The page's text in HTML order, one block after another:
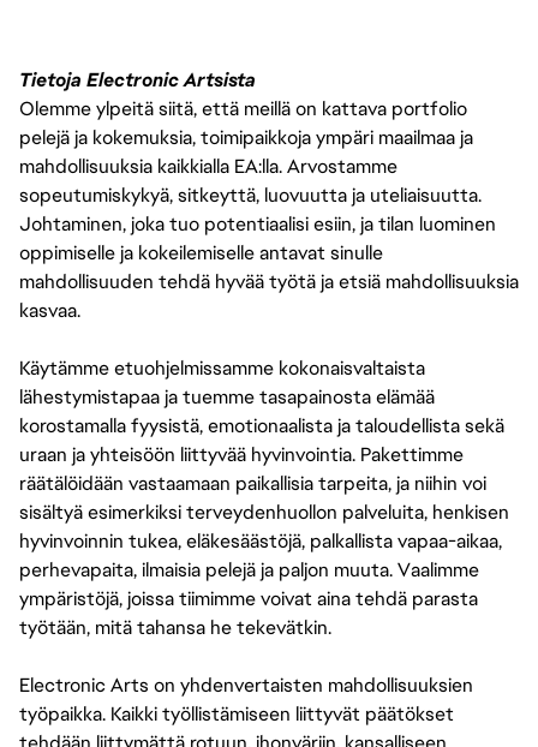
Tietoja Electronic Artsista
Olemme ylpeitä siitä, että meillä on kattava portfolio
pelejä ja kokemuksia, toimipaikkoja ympäri maailmaa ja
mahdollisuuksia kaikkialla EA:lla. Arvostamme
sopeutumiskykyä, sitkeyttä, luovuutta ja uteliaisuutta.
Johtaminen, joka tuo potentiaalisi esiin, ja tilan luominen
oppimiselle ja kokeilemiselle antavat sinulle
mahdollisuuden tehdä hyvää työtä ja etsiä mahdollisuuksia
kasvaa.
Käytämme etuohjelmissamme kokonaisvaltaista
lähestymistapaa ja tuemme tasapainosta elämää
korostamalla fyysistä, emotionaalista ja taloudellista sekä
uraan ja yhteisöön liittyvää hyvinvointia. Pakettimme
räätälöidään vastaamaan paikallisia tarpeita, ja niihin voi
sisältyä esimerkiksi terveydenhuollon palveluita, henkisen
hyvinvoinnin tukea, eläkesäästöjä, palkallista vapaa-aikaa,
perhevapaita, ilmaisia pelejä ja paljon muuta. Vaalimme
ympäristöjä, joissa tiimimme voivat aina tehdä parasta
työtään, mitä tahansa he tekevätkin.
Electronic Arts on yhdenvertaisten mahdollisuuksien
työpaikka. Kaikki työllistämiseen liittyvät päätökset